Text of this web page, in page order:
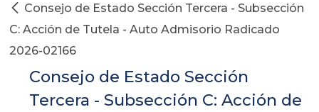
Consejo de Estado Sección Tercera - Subsección
C: Acción de Tutela - Auto Admisorio Radicado
2026-02166
Consejo de Estado Sección
Tercera - Subsección C: Acción de